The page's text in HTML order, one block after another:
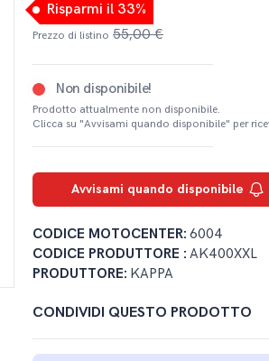
Risparmi il 33%
Prezzo di listino 55,00 €
Non disponibile!
Prodotto attualmente non disponibile.
Clicca su "Avvisami quando disponibile" per
Avvisami quando disponibile
CODICE MOTOCENTER: 6004
CODICE PRODUTTORE : AK400XXL
PRODUTTORE: KAPPA
CONDIVIDI QUESTO PRODOTTO